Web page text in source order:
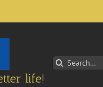
life!
Search
for: